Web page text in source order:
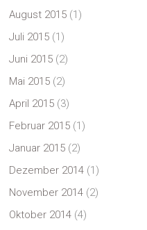
August 2015 (1)
Juli 2015 (1)
Juni 2015 (2)
Mai 2015 (2)
April 2015 (3)
Februar 2015 (1)
Januar 2015 (2)
Dezember 2014 (1)
November 2014 (2)
Oktober 2014 (4)